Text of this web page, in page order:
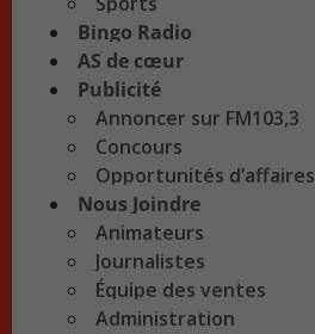
Bingo Radio
AS de cœur
Publicité
Annoncer sur FM103,3
Concours
Opportunités d’affaires
Nous Joindre
Animateurs
Journalistes
Équipe des ventes
Administration